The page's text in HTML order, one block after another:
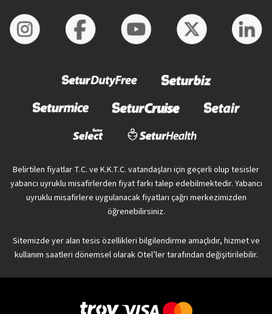
Belirtilen fiyatlar T.C. ve K.K.T.C. vatandaşları için geçerli olup tesisler
yabancı uyruklu misafirlerden fiyat farkı talep edebilmektedir. Yabancı
uyruklu misafirlere uygulanacak fiyatları çağrı merkezimizden
öğrenebilirsiniz.
Sitemizde yer alan tesis özellikleri bilgilendirme amaçlıdır, hizmet ve
kullanım saatleri dönemsel olarak Otel’ler tarafından değişitirilebilir.